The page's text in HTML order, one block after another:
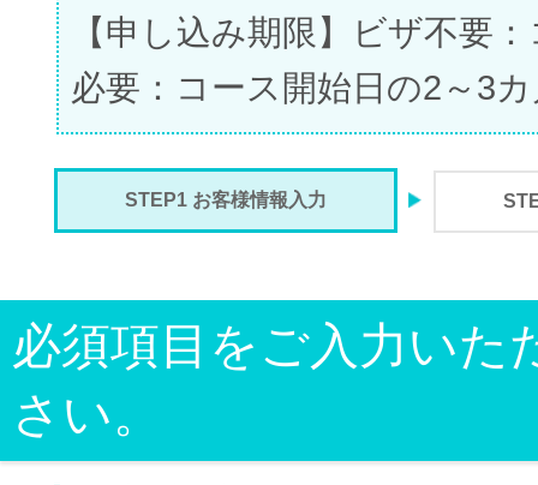
【申し込み期限】ビザ不要
必要：コース開始日の2～3
STEP1 お客様情報入力
必須項目をご入力いた
さい。